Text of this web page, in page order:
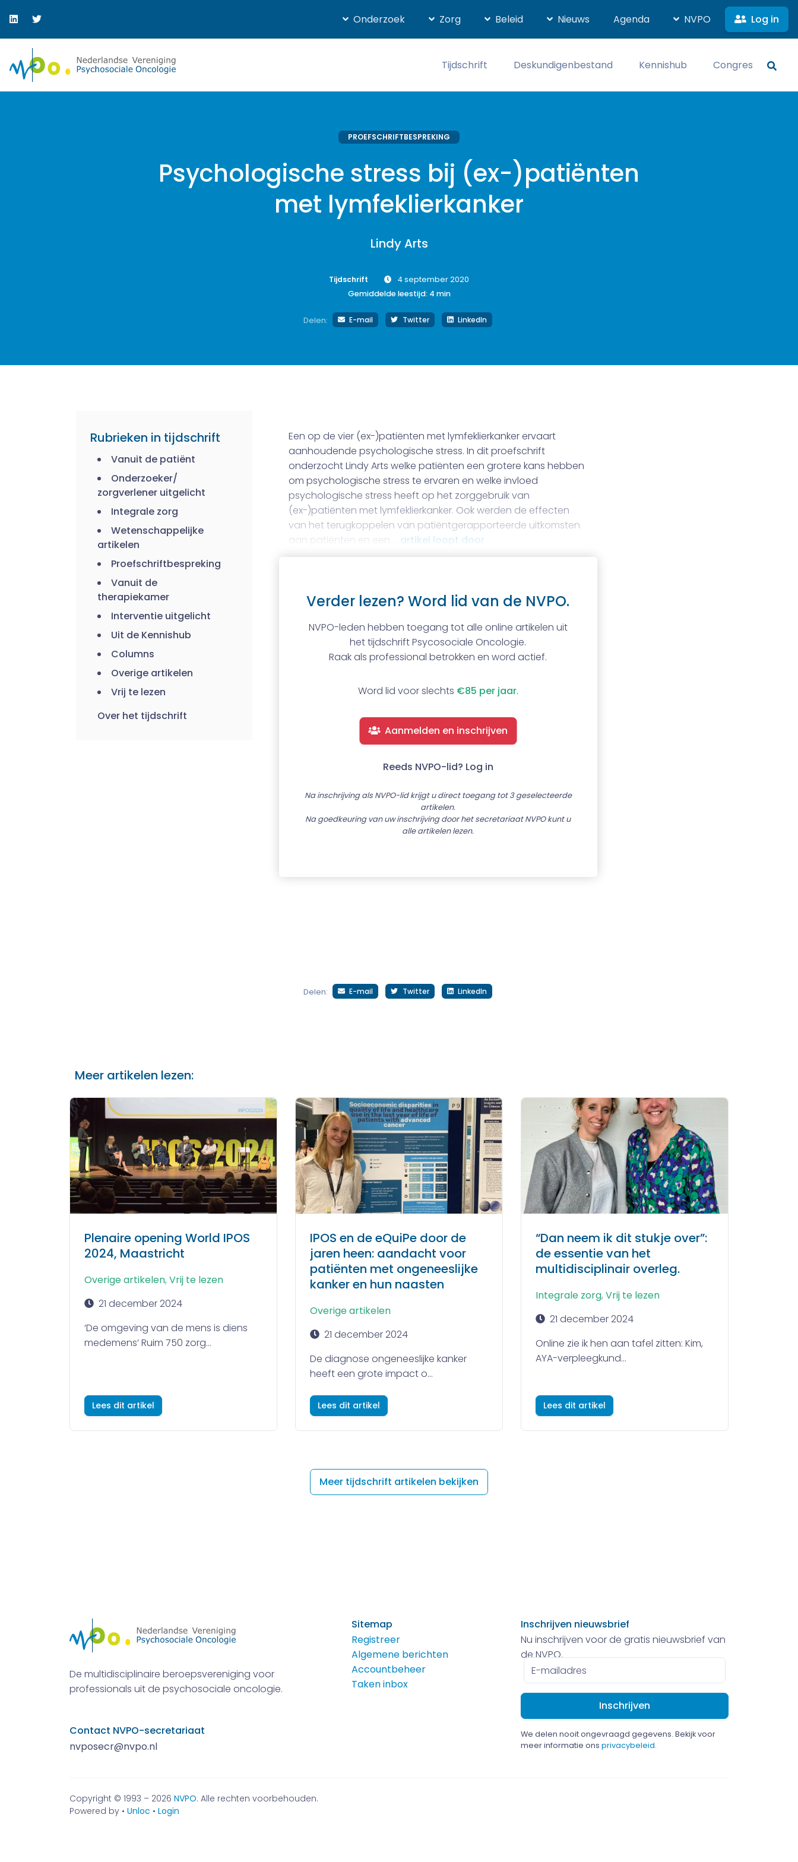
Onderzoek Zorg Beleid Nieuws Agenda NVPO Log in
Tijdschrift Deskundigenbestand Kennishub Congres
PROEFSCHRIFTBESPREKING
Psychologische stress bij (ex-)patiënten
met lymfeklierkanker
Lindy Arts
Tijdschrift
4 september 2020
Gemiddelde leestijd: 4 min
Delen: E-mail Twitter LinkedIn
Rubrieken in tijdschrift
Vanuit de patiënt
Onderzoeker/
zorgverlener uitgelicht
Integrale zorg
Wetenschappelijke
artikelen
Proefschriftbespreking
Vanuit de
therapiekamer
Interventie uitgelicht
Uit de Kennishub
Columns
Overige artikelen
Vrij te lezen
Over het tijdschrift
Een op de vier (ex-)patiënten met lymfeklierkanker ervaart
aanhoudende psychologische stress. In dit proefschrift
onderzocht Lindy Arts welke patiënten een grotere kans hebben
om psychologische stress te ervaren en welke invloed
psychologische stress heeft op het zorggebruik van
(ex-)patiënten met lymfeklierkanker. Ook werden de effecten
van het terugkoppelen van patiëntgerapporteerde uitkomsten
aan patiënten en een … artikel loopt door
Verder lezen? Word lid van de NVPO.
NVPO-leden hebben toegang tot alle online artikelen uit
het tijdschrift Psycosociale Oncologie.
Raak als professional betrokken en word actief.
Word lid voor slechts €85 per jaar.
Aanmelden en inschrijven
Reeds NVPO-lid? Log in
Na inschrijving als NVPO-lid krijgt u direct toegang tot 3 geselecteerde
artikelen.
Na goedkeuring van uw inschrijving door het secretariaat NVPO kunt u
alle artikelen lezen.
Delen: E-mail Twitter LinkedIn
Meer artikelen lezen:
Plenaire opening World IPOS
2024, Maastricht
Overige artikelen, Vrij te lezen
21 december 2024
‘De omgeving van de mens is diens
medemens’ Ruim 750 zorg...
Lees dit artikel
IPOS en de eQuiPe door de
jaren heen: aandacht voor
patiënten met ongeneeslijke
kanker en hun naasten
Overige artikelen
21 december 2024
De diagnose ongeneeslijke kanker
heeft een grote impact o...
Lees dit artikel
“Dan neem ik dit stukje over”:
de essentie van het
multidisciplinair overleg.
Integrale zorg, Vrij te lezen
21 december 2024
Online zie ik hen aan tafel zitten: Kim,
AYA-verpleegkund...
Lees dit artikel
Meer tijdschrift artikelen bekijken
De multidisciplinaire beroepsvereniging voor
professionals uit de psychosociale oncologie.
Contact NVPO-secretariaat
nvposecr@nvpo.nl
Sitemap
Registreer
Algemene berichten
Accountbeheer
Taken inbox
Inschrijven nieuwsbrief
Nu inschrijven voor de gratis nieuwsbrief van
de NVPO.
E-
mailadres
We delen nooit ongevraagd gegevens. Bekijk voor
meer informatie ons privacybeleid.
Copyright © 1993 – 2026 NVPO. Alle rechten voorbehouden.
Powered by • Unloc • Login